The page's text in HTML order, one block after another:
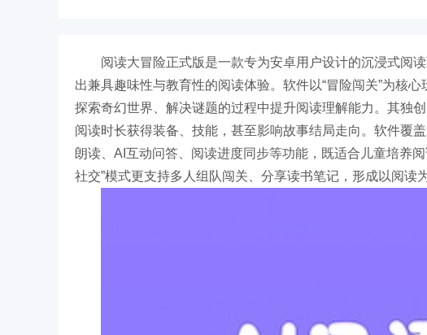
阅读大冒险正式版是一款专为安卓用户设计的沉浸式阅
出兼具趣味性与教育性的阅读体验。软件以“冒险闯关”为核
探索奇幻世界、解决谜题的过程中提升阅读理解能力。其独
阅读时长获得装备、技能，甚至影响故事结局走向。软件覆
朗读、AI互动问答、阅读进度同步等功能，既适合儿童培养
社交”模式更支持多人组队闯关、分享读书笔记，形成以阅读